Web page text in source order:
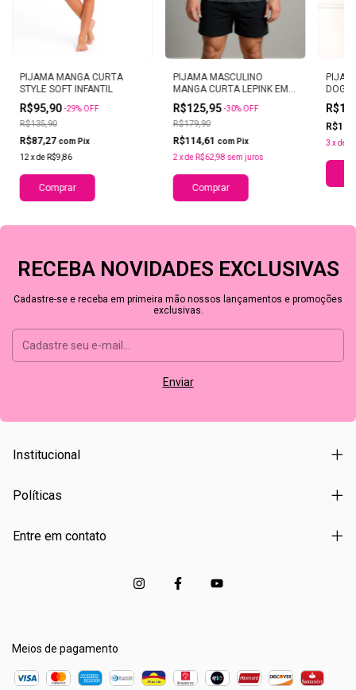
PIJAMA MANGA CURTA
STYLE SOFT INFANTIL
R$95,90-29%OFF
R$135,90
R$87,27 com Pix
12xde R$9,86
Comprar
PIJAMA MASCULINO
MANGA CURTA LEPINK EM
VISCOLYCRA LEVI
R$125,95-30%OFF
R$179,90
R$114,61 com Pix
2xde R$62,98 sem juros
Comprar
DOG
3 xde
RECEBA NOVIDADES EXCLUSIVAS
Cadastre-se e receba em primeira mão nossos lançamentos e promoções
exclusivas.
Institucional
Políticas
Entre em contato
Meios de pagamento